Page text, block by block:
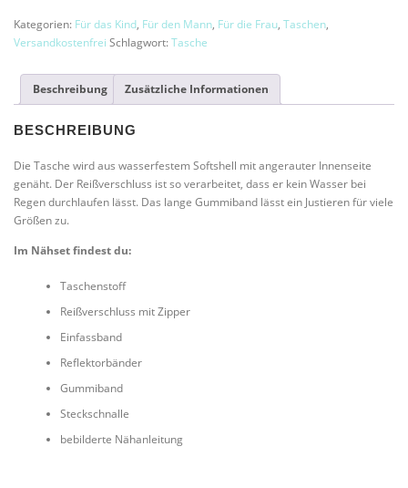
Menge
Kategorien: Für das Kind, Für den Mann, Für die Frau, Taschen,
Versandkostenfrei Schlagwort:Tasche
Beschreibung Zusätzliche Informationen
BESCHREIBUNG
Die Tasche wird aus wasserfestem Softshell mit angerauter Innenseite
genäht. Der Reißverschluss ist so verarbeitet, dass er kein Wasser bei
Regen durchlaufen lässt. Das lange Gummiband lässt ein Justieren für viele
Größen zu.
Im Nähset findest du:
Taschenstoff
Reißverschluss mit Zipper
Einfassband
Reflektorbänder
Gummiband
Steckschnalle
bebilderte Nähanleitung